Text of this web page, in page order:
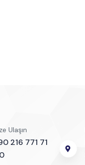
Ulaşın
216 771 71